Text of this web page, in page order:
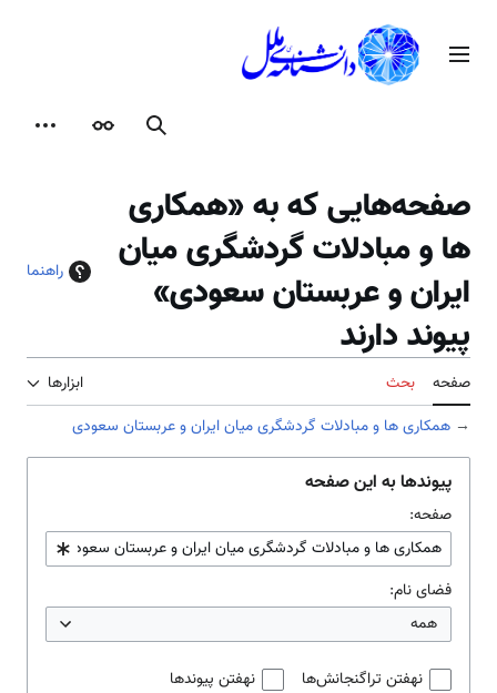
محتوامنوی اصلی
جستجوظاهر
صفحه‌هایی که به «همکاری
ها و مبادلات گردشگری میان
ایران و عربستان سعودی»
پیوند دارند
راهنما
صفحه بحث
ابزارها
→ همکاری ها و مبادلات گردشگری میان ایران و عربستان سعودی
پیوندها به این صفحه
صفحه:
فضای نام:
همه
نهفتن تراگنجانش‌ها
نهفتن پیوندها